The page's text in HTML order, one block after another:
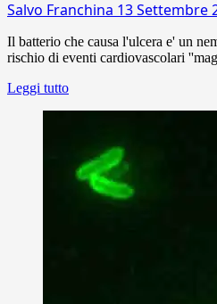
Salvo Franchina 13 Settembre
Il batterio che causa l'ulcera e' un
rischio di eventi cardiovascolari
Leggi tutto